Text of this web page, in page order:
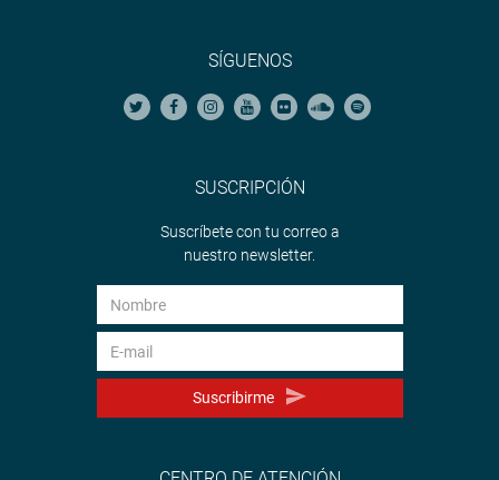
SÍGUENOS
SUSCRIPCIÓN
Suscríbete con tu correo a
nuestro newsletter.
Suscribirme